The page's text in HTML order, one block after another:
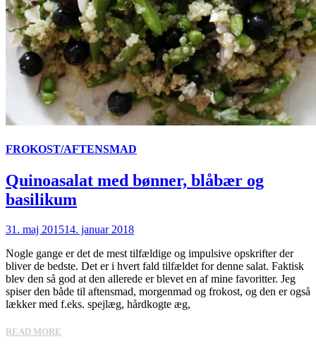
FROKOST/AFTENSMAD
Quinoasalat med bønner, blåbær og
basilikum
31. maj 201514. januar 2018
Nogle gange er det de mest tilfældige og impulsive opskrifter der
bliver de bedste. Det er i hvert fald tilfældet for denne salat. Faktisk
blev den så god at den allerede er blevet en af mine favoritter. Jeg
spiser den både til aftensmad, morgenmad og frokost, og den er også
lækker med f.eks. spejlæg, hårdkogte æg,
READ MORE